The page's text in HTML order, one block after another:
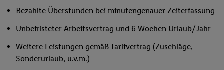
Bezahlte Überstunden bei minutengenauer Zeiterfassung
Unbefristeter Arbeitsvertrag und 6 Wochen Urlaub/Jahr
Weitere Leistungen gemäß Tarifvertrag (Zuschläge,
Sonderurlaub, u.v.m.)